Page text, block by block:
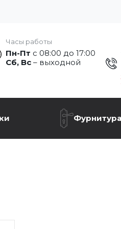
Часы работы
Пн-Пт с 08:00 до 17:00
Сб, Вс – выходной
Фурнитура